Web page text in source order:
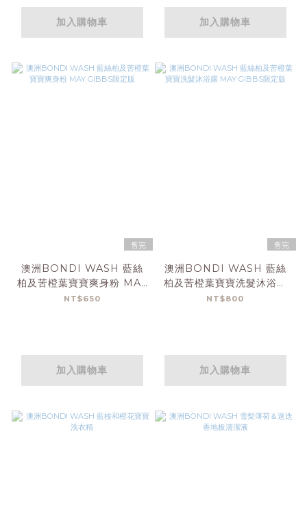
加入購物車 加入購物車
售完
澳洲BONDI WASH 藍絲
柏及苦橙葉寶寶爽身粉 MAY
GIBBS限定版
NT$650
加入購物車
售完
澳洲BONDI WASH 藍絲
柏及苦橙葉寶寶洗髮沐浴露
MAY GIBBS限定版
NT$800
加入購物車